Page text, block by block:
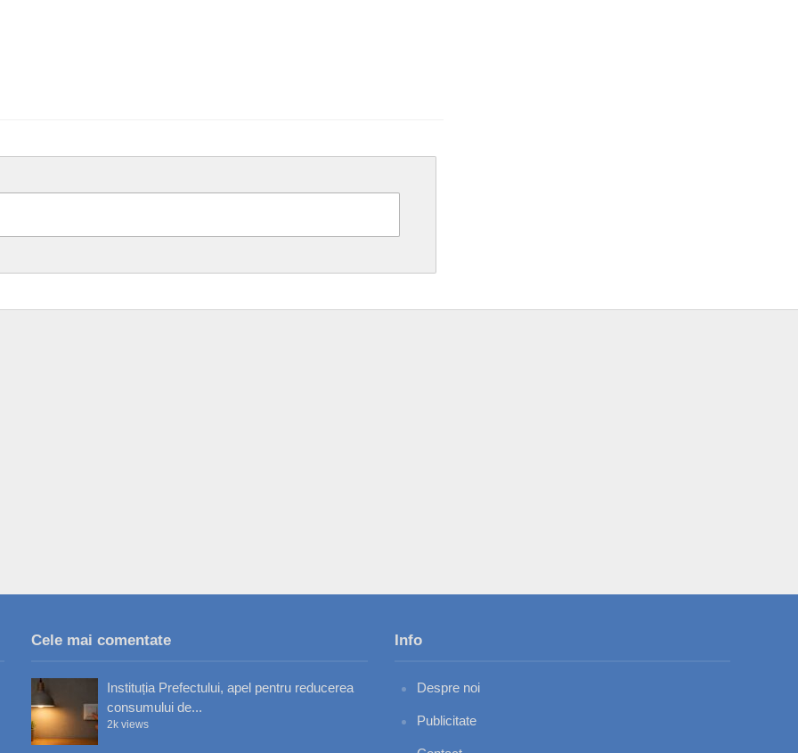
Cele mai comentate
Instituția Prefectului, apel pentru reducerea
consumului de...
2k views
Info
Despre noi
Publicitate